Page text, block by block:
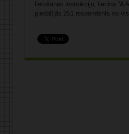
lietošanas instrukciju, liecina “A
piedalījās 251 respondents no